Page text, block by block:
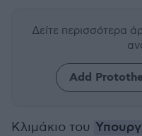
Δείτε περισσότερα
Add
Κλιμάκιο του